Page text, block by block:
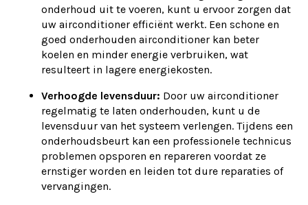
onderhoud uit te voeren, kunt u ervoor zorgen dat
uw airconditioner efficiënt werkt. Een schone en
goed onderhouden airconditioner kan beter
koelen en minder energie verbruiken, wat
resulteert in lagere energiekosten.
Verhoogde levensduur: Door uw airconditioner
regelmatig te laten onderhouden, kunt u de
levensduur van het systeem verlengen. Tijdens een
onderhoudsbeurt kan een professionele technicus
problemen opsporen en repareren voordat ze
ernstiger worden en leiden tot dure reparaties of
vervangingen.